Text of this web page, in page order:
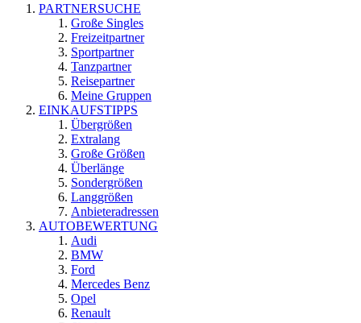
PARTNERSUCHE
Große Singles
Freizeitpartner
Sportpartner
Tanzpartner
Reisepartner
Meine Gruppen
EINKAUFSTIPPS
Übergrößen
Extralang
Große Größen
Überlänge
Sondergrößen
Langgrößen
Anbieteradressen
AUTOBEWERTUNG
Audi
BMW
Ford
Mercedes Benz
Opel
Renault